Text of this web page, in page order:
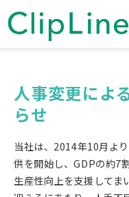
サ
人事変更によ
らせ
当社は、2014年10月よ
供を開始し、GDPの約7
生産性向上を支援してま